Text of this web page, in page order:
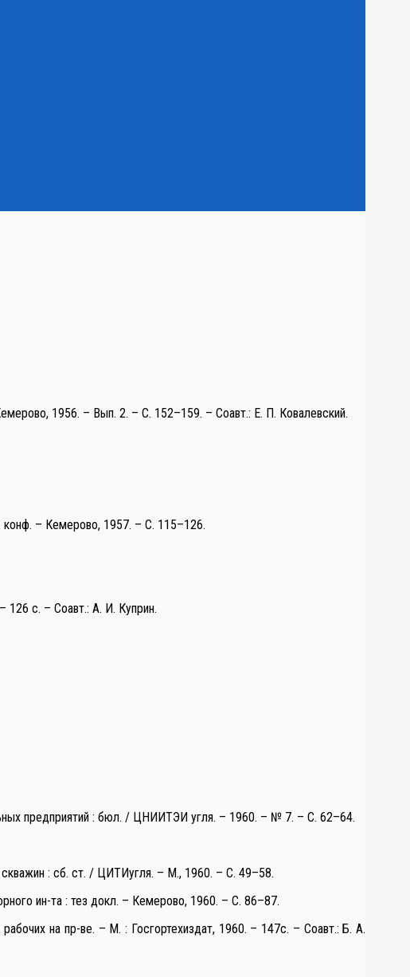
1956. – Вып. 2. – С. 152–159. – Соавт.: Е. П. Ковалевский.
конф. – Кемерово, 1957. – С. 115–126.
126 с. – Соавт.: А. И. Куприн.
предприятий : бюл. / ЦНИИТЭИ угля. – 1960. – № 7. – С. 62–64.
: сб. ст. / ЦИТИугля. – М., 1960. – С. 49–58.
ин-та : тез докл. – Кемерово, 1960. – С. 86–87.
на пр-ве. – М. : Госгортехиздат, 1960. – 147с. – Соавт.: Б. А.